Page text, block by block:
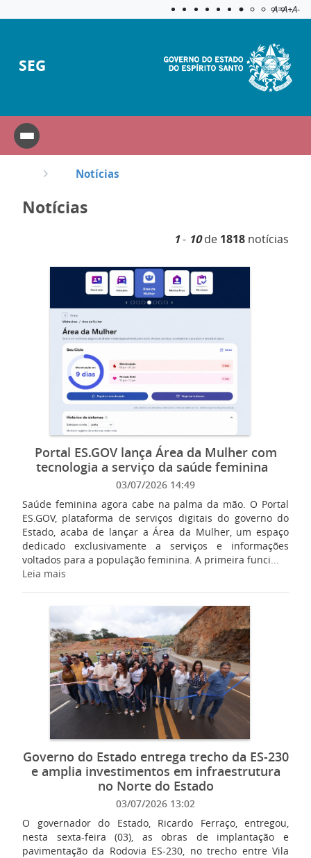
Aplicar
A=A+A-
SEG
Notícias
Notícias
1- 10de 1818 notícias
Portal ES.GOV lança Área da Mulher com
03/07/2026 14:49
Saúde feminina agora cabe na palma da mão. O Portal
ES.GOV, plataforma de serviços digitais do governo do
Estado, acaba de lançar a Área da Mulher, um espaço
dedicado exclusivamente a serviços e informações
voltados para a população feminina. A primeira funci...
Leia mais
Governo do Estado entrega trecho da ES-230
e amplia investimentos em infraestrutura
no Norte do Estado
03/07/2026 13:02
O governador do Estado, Ricardo Ferraço, entregou,
nesta sexta-feira (03), as obras de implantação e
pavimentação da Rodovia ES-230, no trecho entre Vila